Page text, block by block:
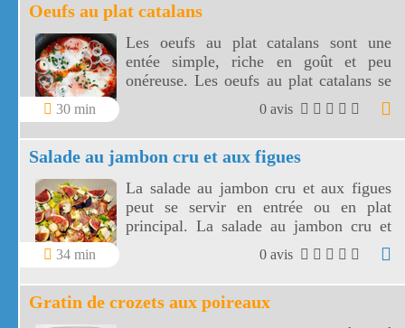
Oeufs au plat catalans
30 min
Les oeufs au plat catalans sont une
entée simple, riche en goût et peu
onéreuse. Les oeufs au plat catalans se
dégustent avec du pain grillé aillé.
0 avis
Salade au jambon cru et aux figues
34 min
La salade au jambon cru et aux figues
peut se servir en entrée ou en plat
principal. La salade au jambon cru et
aux figues est pleine de saveurs et de
0 avis
Gratin de crozets aux poireaux